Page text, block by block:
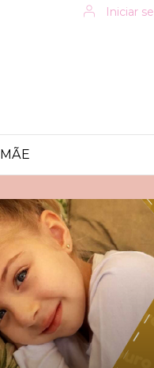
Iniciar
MÃE